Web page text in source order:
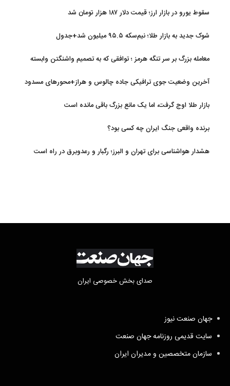
سقوط یورو در بازار ارز؛ قیمت دلار ۱۸۷ هزار تومان شد
شوک جدید به بازار طلا؛ نیم‌سکه ۹۵.۵ میلیون شد+جدول
معامله بزرگ بر سر تنگه هرمز ؛ توافقی که به تصمیم واشنگتن وابسته
آخرین وضعیت جوی ترافیکی جاده چالوس و هراز+محورهای مسدود
بازار طلا اوج گرفت، اما یک مانع بزرگ باقی مانده است
برنده واقعی جنگ ایران چه کسی بود؟
هشدار هواشناسی برای تهران و البرز؛ رگبار و رعدوبرق در راه است
صدای بخش خصوصی ایران
جهان صنعت نیوز
سایت قدیمی روزنامه جهان صنعت
سازمان متخصصین و مدیران ایران